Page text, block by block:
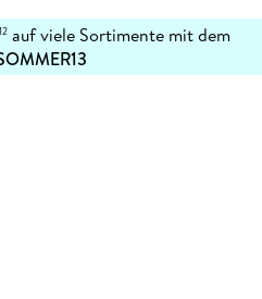
12auf viele Sortimente mit dem